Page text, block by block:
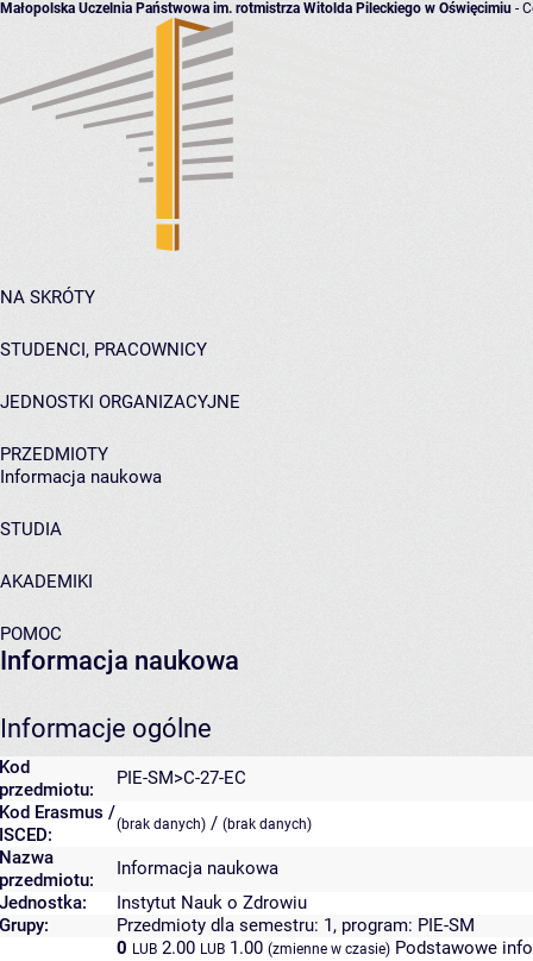
Małopolska Uczelnia Państwowa im. rotmistrza Witolda Pileckiego w Oświęcimiu -
NA SKRÓTY
STUDENCI, PRACOWNICY
JEDNOSTKI ORGANIZACYJNE
PRZEDMIOTY
Informacja naukowa
STUDIA
AKADEMIKI
POMOC
Informacja naukowa
Informacje ogólne
Kod
przedmiotu:
PIE-SM>C-27-EC
Kod Erasmus /
ISCED:
(brak danych) / (brak danych)
Nazwa
przedmiotu:
Informacja naukowa
Jednostka:
Instytut Nauk o Zdrowiu
Grupy:
Przedmioty dla semestru: 1, program: PIE-SM
0 LUB 2.00 LUB 1.00 (zmienne w czasie) Podstawowe